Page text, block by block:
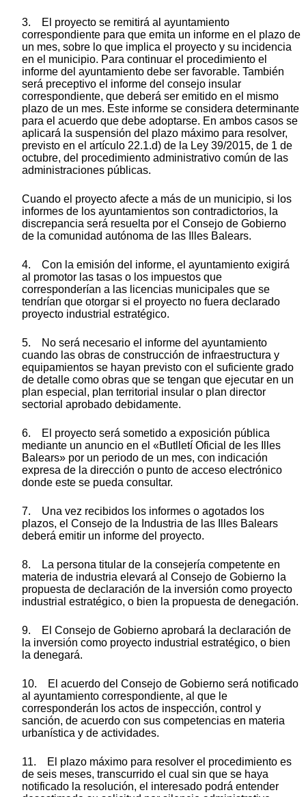
3. El proyecto se remitirá al ayuntamiento
correspondiente para que emita un informe en el plazo de
un mes, sobre lo que implica el proyecto y su incidencia
en el municipio. Para continuar el procedimiento el
informe del ayuntamiento debe ser favorable. También
será preceptivo el informe del consejo insular
correspondiente, que deberá ser emitido en el mismo
plazo de un mes. Este informe se considera determinante
para el acuerdo que debe adoptarse. En ambos casos se
aplicará la suspensión del plazo máximo para resolver,
previsto en el artículo 22.1.d) de la Ley 39/2015, de 1 de
octubre, del procedimiento administrativo común de las
administraciones públicas.
Cuando el proyecto afecte a más de un municipio, si los
informes de los ayuntamientos son contradictorios, la
discrepancia será resuelta por el Consejo de Gobierno
de la comunidad autónoma de las Illes Balears.
4. Con la emisión del informe, el ayuntamiento exigirá
al promotor las tasas o los impuestos que
corresponderían a las licencias municipales que se
tendrían que otorgar si el proyecto no fuera declarado
proyecto industrial estratégico.
5. No será necesario el informe del ayuntamiento
cuando las obras de construcción de infraestructura y
equipamientos se hayan previsto con el suficiente grado
de detalle como obras que se tengan que ejecutar en un
plan especial, plan territorial insular o plan director
sectorial aprobado debidamente.
6. El proyecto será sometido a exposición pública
mediante un anuncio en el «Butlletí Oficial de les Illes
Balears» por un periodo de un mes, con indicación
expresa de la dirección o punto de acceso electrónico
donde este se pueda consultar.
7. Una vez recibidos los informes o agotados los
plazos, el Consejo de la Industria de las Illes Balears
deberá emitir un informe del proyecto.
8. La persona titular de la consejería competente en
materia de industria elevará al Consejo de Gobierno la
propuesta de declaración de la inversión como proyecto
industrial estratégico, o bien la propuesta de denegación.
9. El Consejo de Gobierno aprobará la declaración de
la inversión como proyecto industrial estratégico, o bien
la denegará.
10. El acuerdo del Consejo de Gobierno será notificado
al ayuntamiento correspondiente, al que le
corresponderán los actos de inspección, control y
sanción, de acuerdo con sus competencias en materia
urbanística y de actividades.
11. El plazo máximo para resolver el procedimiento es
de seis meses, transcurrido el cual sin que se haya
notificado la resolución, el interesado podrá entender